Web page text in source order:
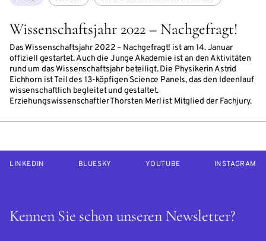
Wissenschaftsjahr 2022 – Nachgefragt!
Das Wissenschaftsjahr 2022 – Nachgefragt! ist am 14. Januar
offiziell gestartet. Auch die Junge Akademie ist an den Aktivitäten
rund um das Wissenschaftsjahr beteiligt. Die Physikerin Astrid
Eichhorn ist Teil des 13-köpfigen Science Panels, das den Ideenlauf
wissenschaftlich begleitet und gestaltet.
Erziehungswissenschaftler Thorsten Merl ist Mitglied der Fachjury.
Kennen Sie schon unseren Newsletter?
LINKEDIN BLUESKY YOUTUBE INSTAGRAM